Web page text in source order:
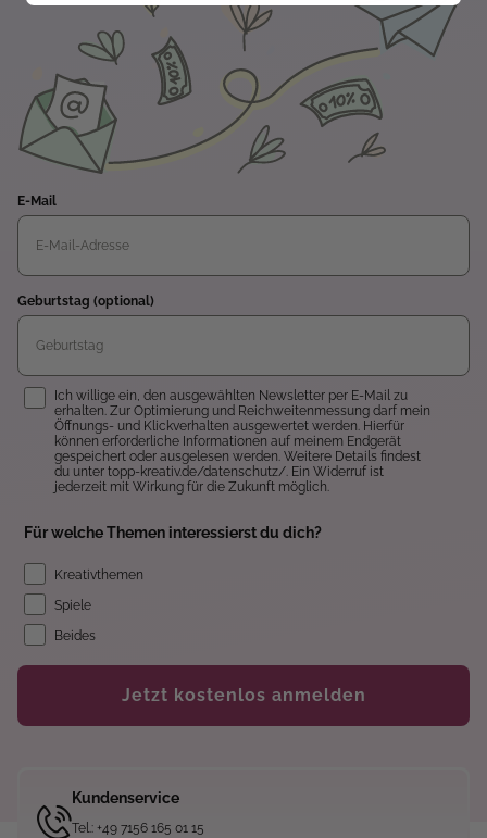
E-Mail
Geburtstag (optional)
Einwilligung
Ich willige ein, den ausgewählten Newsletter per E-Mail zu
erhalten. Zur Optimierung und Reichweitenmessung darf mein
Öffnungs- und Klickverhalten ausgewertet werden. Hierfür
können erforderliche Informationen auf meinem Endgerät
gespeichert oder ausgelesen werden. Weitere Details findest
du unter topp-kreativ.de/datenschutz/. Ein Widerruf ist
jederzeit mit Wirkung für die Zukunft möglich.
Für welche Themen interessierst du dich?
Kreativthemen
Spiele
Beides
Jetzt kostenlos anmelden
Kundenservice
Tel.: +49 7156 165 01 15